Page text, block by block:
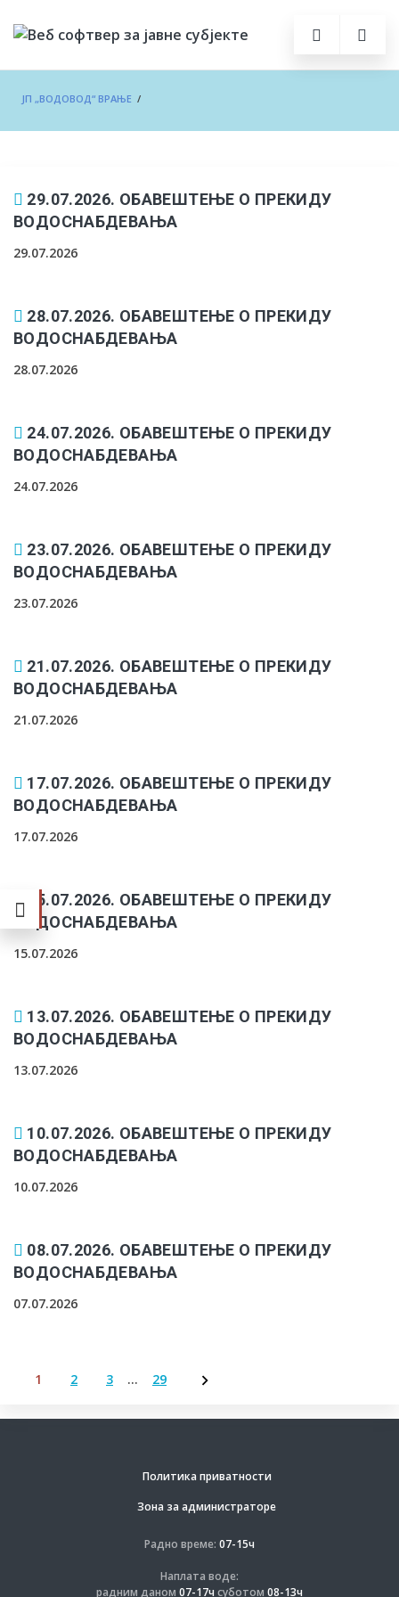
ЈП „ВОДОВОД“ ВРАЊЕ /
29.07.2026. ОБАВЕШТЕЊЕ О ПРЕКИДУ
ВОДОСНАБДЕВАЊА
29.07.2026
28.07.2026. ОБАВЕШТЕЊЕ О ПРЕКИДУ
ВОДОСНАБДЕВАЊА
28.07.2026
24.07.2026. ОБАВЕШТЕЊЕ О ПРЕКИДУ
ВОДОСНАБДЕВАЊА
24.07.2026
23.07.2026. ОБАВЕШТЕЊЕ О ПРЕКИДУ
ВОДОСНАБДЕВАЊА
23.07.2026
21.07.2026. ОБАВЕШТЕЊЕ О ПРЕКИДУ
ВОДОСНАБДЕВАЊА
21.07.2026
17.07.2026. ОБАВЕШТЕЊЕ О ПРЕКИДУ
ВОДОСНАБДЕВАЊА
17.07.2026
15.07.2026. ОБАВЕШТЕЊЕ О ПРЕКИДУ
ВОДОСНАБДЕВАЊА
15.07.2026
13.07.2026. ОБАВЕШТЕЊЕ О ПРЕКИДУ
ВОДОСНАБДЕВАЊА
13.07.2026
10.07.2026. ОБАВЕШТЕЊЕ О ПРЕКИДУ
ВОДОСНАБДЕВАЊА
10.07.2026
08.07.2026. ОБАВЕШТЕЊЕ О ПРЕКИДУ
ВОДОСНАБДЕВАЊА
07.07.2026
Пагинација
1 2 3 … 29
Политика приватности
Зона за администраторе
Радно време: 07-15ч
Наплата воде:
радним даном 07-17ч суботом 08-13ч